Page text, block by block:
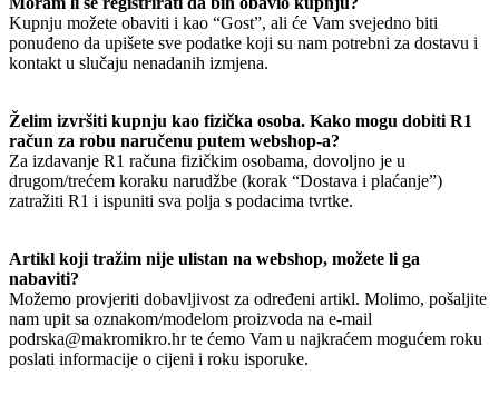
Kupnju možete obaviti i kao “Gost”, ali će Vam svejedno biti
ponuđeno da upišete sve podatke koji su nam potrebni za dostavu i
kontakt u slučaju nenadanih izmjena.
Želim izvršiti kupnju kao fizička osoba. Kako mogu dobiti R1
račun za robu naručenu putem webshop-a?
Za izdavanje R1 računa fizičkim osobama, dovoljno je u
drugom/trećem koraku narudžbe (korak “Dostava i plaćanje”)
zatražiti R1 i ispuniti sva polja s podacima tvrtke.
Artikl koji tražim nije ulistan na webshop, možete li ga
nabaviti?
Možemo provjeriti dobavljivost za određeni artikl. Molimo, pošaljite
nam upit sa oznakom/modelom proizvoda na e-mail
podrska@makromikro.hr te ćemo Vam u najkraćem mogućem roku
poslati informacije o cijeni i roku isporuke.